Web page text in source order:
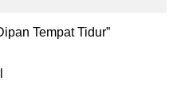
Tempat Tidur”